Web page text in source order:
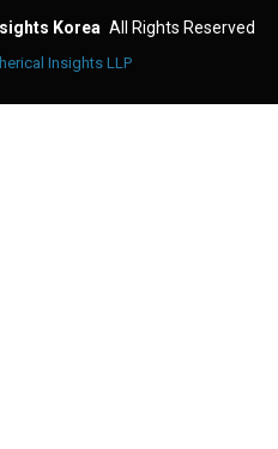
Korea All Rights Reserved
Insights LLP